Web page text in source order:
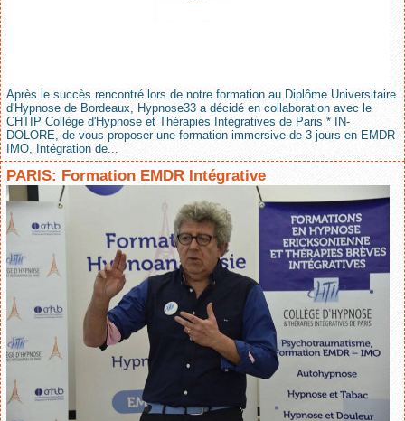
Après le succès rencontré lors de notre formation au Diplôme Universitaire
d'Hypnose de Bordeaux, Hypnose33 a décidé en collaboration avec le
CHTIP Collège d'Hypnose et Thérapies Intégratives de Paris * IN-
DOLORE, de vous proposer une formation immersive de 3 jours en EMDR-
IMO, Intégration de...
PARIS: Formation EMDR Intégrative